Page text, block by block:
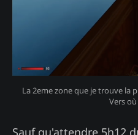
La 2eme zone que je trouve la
Vers
Sauf qu'attendre 5h12